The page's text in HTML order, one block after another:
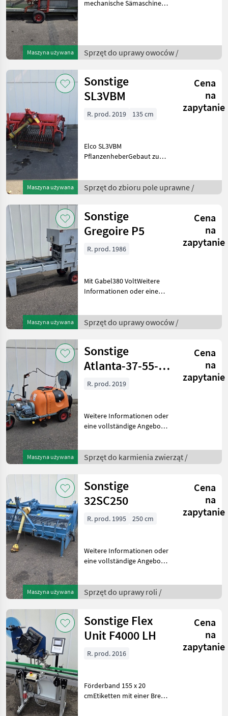
Maszyna używana
mechanische Sämaschine
verwendet werden
kann.Diese Topfpress
Sprzęt do uprawy owoców /
Maszyna używana
Sonstige
SL3VBM
Cena
na
zapytanie
R. prod. 2019 135 cm
Elco SL3VBM
PflanzenheberGebaut zum
Forstbaumschulsämlinge,
flachwurzelnde Gewürz-
verschiedene Ge
Sprzęt do zbioru pole uprawne /
Maszyna używana
Sonstige
Gregoire P5
Cena
na
zapytanie
R. prod. 1986
Mit Gabel380 VoltWeitere
Informationen oder eine
schnell an auf unsere
Duijndam Machines
auc
Sprzęt do uprawy owoców /
Maszyna używana
Sonstige
Atlanta-37-55-
400E
Cena
na
zapytanie
R. prod. 2019
Weitere Informationen oder
eine vollständige Angebot?
Duijndam Machines
Website! Sie können uns
Sprzęt do karmienia zwierząt /
Maszyna używana
Sonstige
32SC250
Cena
na
zapytanie
R. prod. 1995 250 cm
Weitere Informationen oder
eine vollständige Angebot?
Duijndam Machines
Website! Sie können uns
Sprzęt do uprawy roli /
Sonstige Flex
Unit F4000 LH
Cena
na
zapytanie
R. prod. 2016
Förderband 155 x 20
cmEtiketten mit einer Breite